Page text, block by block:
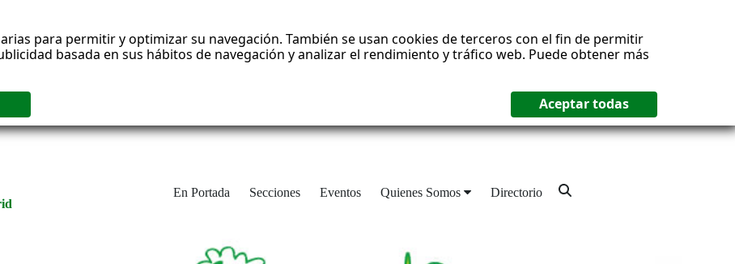
para permitir y optimizar su navegación. También se usan cookies de terceros con el fin de permitir
basada en sus hábitos de navegación y analizar el rendimiento y tráfico web. Puede obtener más
En Portada Secciones Eventos Quienes Somos Directorio